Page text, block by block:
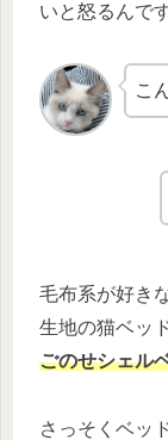
いと怒るんで
こ
毛布系が好き
生地の猫ベッ
ごのせシェル
さっそくベッ